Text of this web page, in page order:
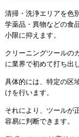
清掃・洗浄エリアを色
学薬品・異物などの食
小限に抑えます。
クリーニングツールの
に業界で初めて打ち出
具体的には、特定の区
けを行います。
それにより、ツールが
容易に判断できます。